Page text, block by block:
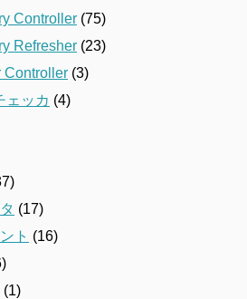
Controller (75)
Refresher (23)
Controller (3)
ェッカ (4)
(17)
ト (16)
(1)